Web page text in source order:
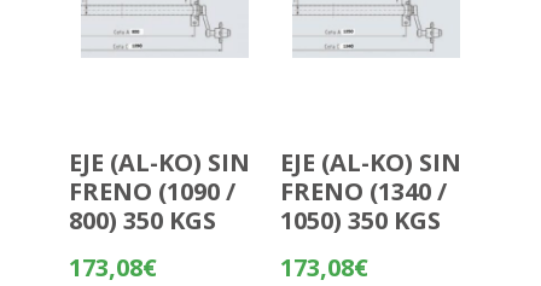
EJE (AL-KO) SIN
FRENO (1090 /
800) 350 KGS
173,08€
EJE (AL-KO) SIN
FRENO (1340 /
1050) 350 KGS
173,08€